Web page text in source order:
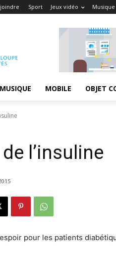
Sport Jeux vidéo Musique
MUSIQUE MOBILE OBJET
l’insuline
pour les patients